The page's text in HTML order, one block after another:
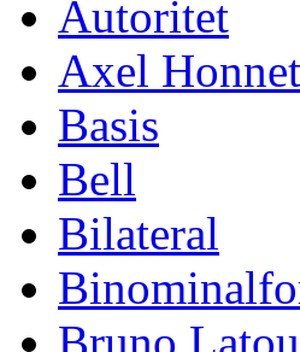
Autoritet
Axel
Basis
Bell
Bilateral
Bruno